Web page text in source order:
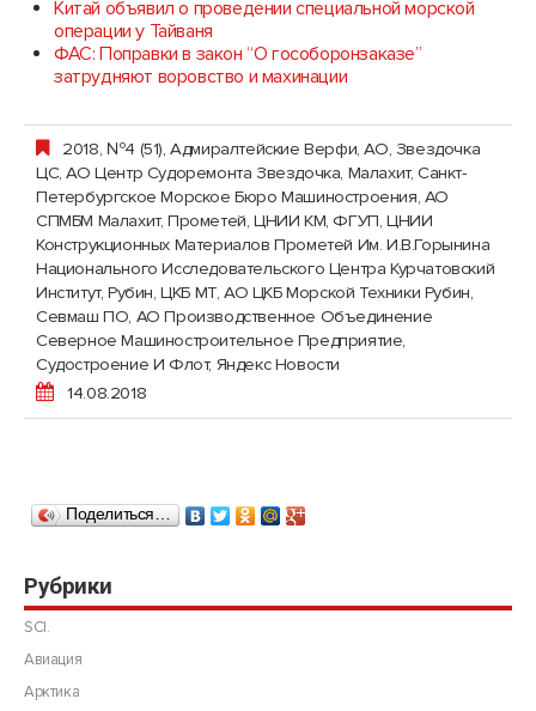
Китай объявил о проведении специальной морской
операции у Тайваня
ФАС: Поправки в закон “О гособоронзаказе”
затрудняют воровство и махинации
2018, №4 (51),Адмиралтейские Верфи, АО, Звездочка
ЦС, АО Центр Судоремонта Звездочка, Малахит, Санкт-
Петербургское Морское Бюро Машиностроения, АО
СПМБМ Малахит,Прометей, ЦНИИ КМ, ФГУП, ЦНИИ
Конструкционных Материалов Прометей Им. И.В.Горынина
Национального Исследовательского Центра Курчатовский
Институт,Рубин, ЦКБ МТ, АО ЦКБ Морской Техники Рубин,
Севмаш ПО, АО Производственное Объединение
Северное Машиностроительное Предприятие,
Судостроение И Флот, Яндекс Новости
14.08.2018
Поделиться…
Рубрики
SCI.
Авиация
Арктика